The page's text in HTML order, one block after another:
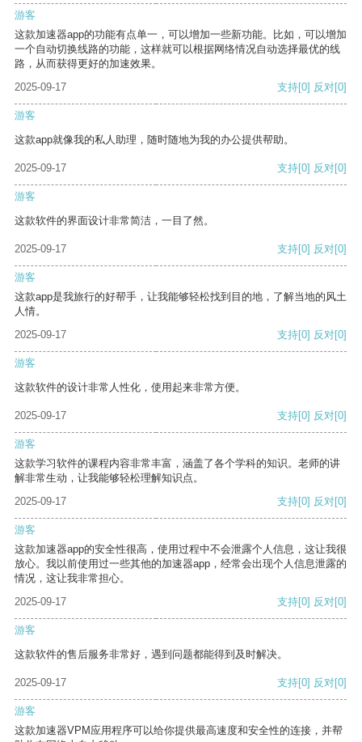
游客
这款加速器app的功能有点单一，可以增加一些新功能。比如，可以增加
一个自动切换线路的功能，这样就可以根据网络情况自动选择最优的线
路，从而获得更好的加速效果。
2025-09-17
支持[0] 反对[0]
游客
这款app就像我的私人助理，随时随地为我的办公提供帮助。
2025-09-17 支持[0] 反对[0]
游客
这款软件的界面设计非常简洁，一目了然。
2025-09-17 支持[0] 反对[0]
游客
这款app是我旅行的好帮手，让我能够轻松找到目的地，了解当地的风土
人情。
2025-09-17
支持[0] 反对[0]
游客
这款软件的设计非常人性化，使用起来非常方便。
2025-09-17 支持[0] 反对[0]
游客
这款学习软件的课程内容非常丰富，涵盖了各个学科的知识。老师的讲
解非常生动，让我能够轻松理解知识点。
2025-09-17
支持[0] 反对[0]
游客
这款加速器app的安全性很高，使用过程中不会泄露个人信息，这让我很
放心。我以前使用过一些其他的加速器app，经常会出现个人信息泄露的
情况，这让我非常担心。
2025-09-17
支持[0] 反对[0]
游客
这款软件的售后服务非常好，遇到问题都能得到及时解决。
2025-09-17 支持[0] 反对[0]
游客
这款加速器VPM应用程序可以给你提供最高速度和安全性的连接，并帮